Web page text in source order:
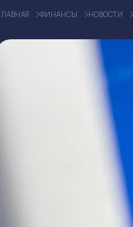
ФИНАНСЫ НОВОСТИ